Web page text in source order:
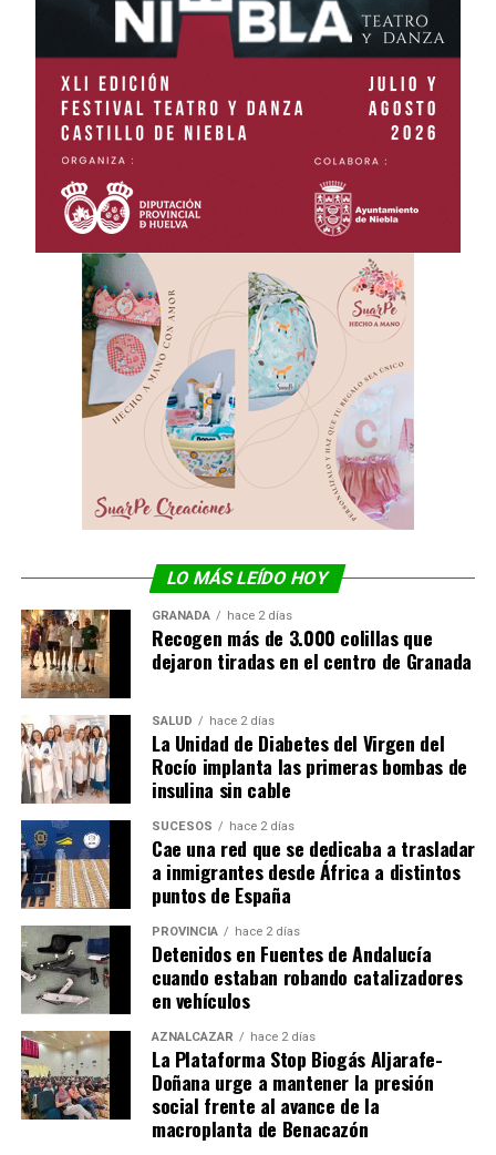
LO MÁS LEÍDO HOY
GRANADA hace 2 días
Recogen más de 3.000 colillas que
dejaron tiradas en el centro de Granada
SALUD hace 2 días
La Unidad de Diabetes del Virgen del
Rocío implanta las primeras bombas de
insulina sin cable
SUCESOS hace 2 días
Cae una red que se dedicaba a trasladar
a inmigrantes desde África a distintos
puntos de España
PROVINCIA hace 2 días
Detenidos en Fuentes de Andalucía
cuando estaban robando catalizadores
en vehículos
AZNALCÁZAR hace 2 días
La Plataforma Stop Biogás Aljarafe-
Doñana urge a mantener la presión
social frente al avance de la
macroplanta de Benacazón